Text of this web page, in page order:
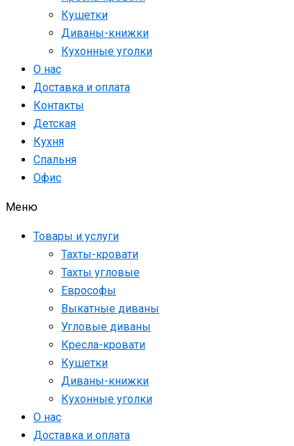
Кушетки
Диваны-книжки
Кухонные уголки
О нас
Доставка и оплата
Контакты
Детская
Кухня
Спальня
Офис
Меню
Товары и услуги
Тахты-кровати
Тахты угловые
Еврософы
Выкатные диваны
Угловые диваны
Кресла-кровати
Кушетки
Диваны-книжки
Кухонные уголки
О нас
Доставка и оплата